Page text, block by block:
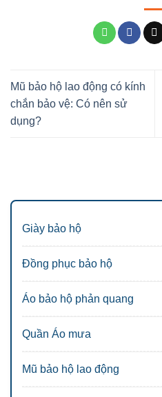
Mũ bảo hộ lao động có kính
chắn bảo vệ: Có nên sử
dụng?
Giày bảo hộ
Đồng phục bảo hộ
Áo bảo hộ phản quang
Quần Áo mưa
Mũ bảo hộ lao động